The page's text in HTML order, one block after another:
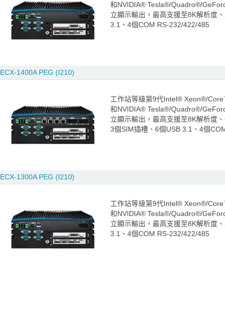
和NVIDIA® Tesla®/Quadro®/
立顯示輸出，最高支援至8K解析度
3.1、4個COM RS-232/422/485
ECX-1400A PEG (I210)
工作站等級第9代Intel® Xeon®/
和NVIDIA® Tesla®/Quadro®/
立顯示輸出，最高支援至8K解析度
3個SIM插槽、6個USB 3.1、4個
ECX-1300A PEG (I210)
工作站等級第9代Intel® Xeon®/
和NVIDIA® Tesla®/Quadro®/
立顯示輸出，最高支援至8K解析度
3.1、4個COM RS-232/422/485